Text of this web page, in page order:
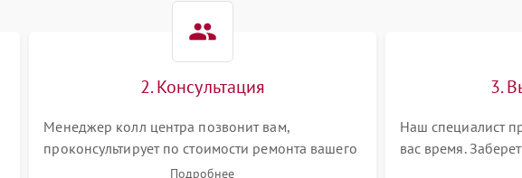
2. Консультация
Менеджер колл центра позвонит вам,
проконсультирует по стоимости ремонта вашего
усилителя а также ответит на все ваши вопросы.
Подробнее
3.
Наш специалист
вас время.
склад для